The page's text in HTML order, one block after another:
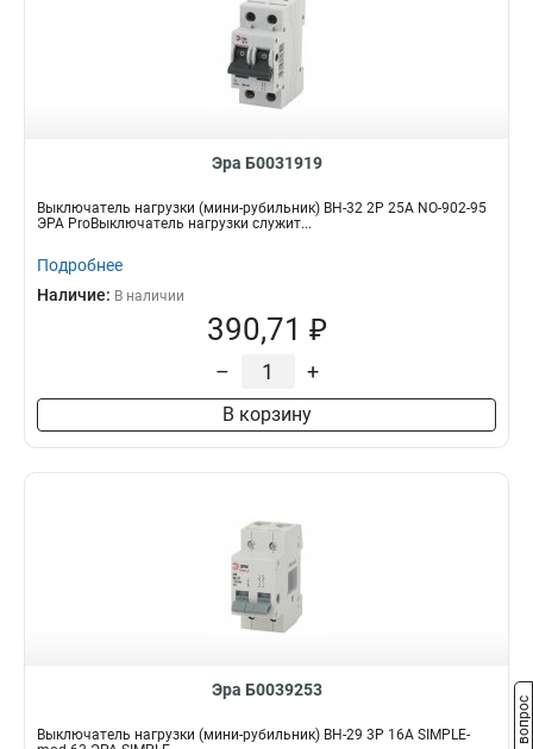
Эра Б0031919
Выключатель нагрузки (мини-рубильник) ВН-32 2P 25A NO-902-95
ЭРА ProВыключатель нагрузки служит...
Подробнее
Наличие: В наличии
390,71 ₽
– +
В корзину
Эра Б0039253
Выключатель нагрузки (мини-рубильник) ВН-29 3P 16А SIMPLE-